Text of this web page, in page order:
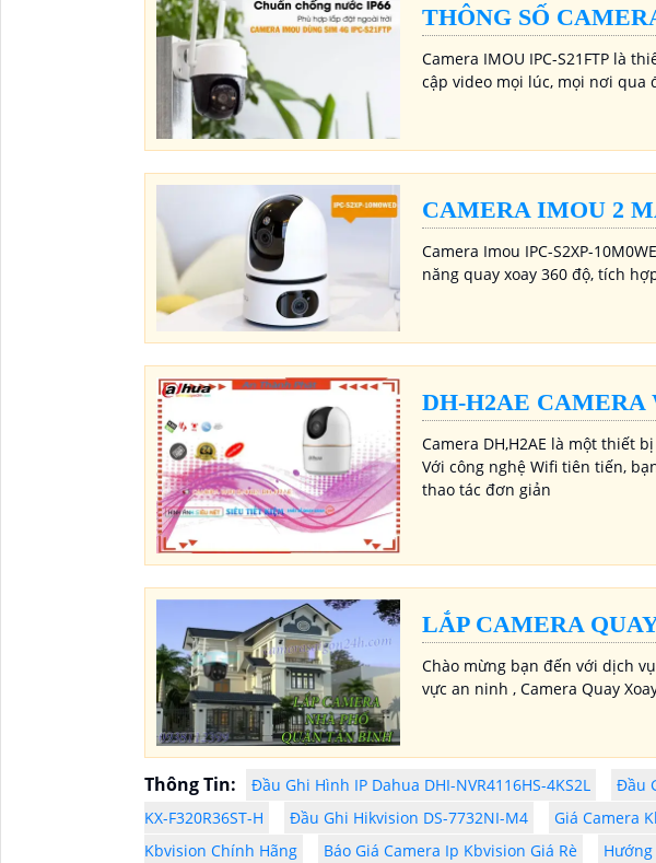
THÔNG SỐ
Camera IMOU IPC-S21FTP là
cập video mọi lúc, mọi nơi qua
CAMERA IMOU 2
Camera Imou IPC-S2XP-
năng quay xoay 360 độ, tích
DH-H2AE
Camera DH,H2AE là một thiết
Với công nghệ Wifi tiên tiến,
thao tác đơn giản
LẮP CAMERA
Chào mừng bạn đến với dịch
vực an ninh , Camera Quay
Thông Tin: Đầu Ghi Hình IP Dahua DHI-NVR4116HS-4KS2L Đầu
KX-F320R36ST-H
Đầu Ghi Hikvision DS-7732NI-M4 Giá Camera
Kbvision Chính Hãng
Báo Giá Camera Ip Kbvision Giá Rè